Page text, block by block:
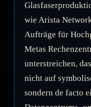
wie Arista
Aufträge für
Metas
unterstreichen,
nicht auf
sondern de facto